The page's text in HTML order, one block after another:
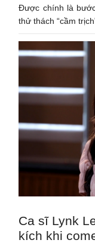
Được chính là
thử thách “cầm
Ca sĩ Lynk
kích khi